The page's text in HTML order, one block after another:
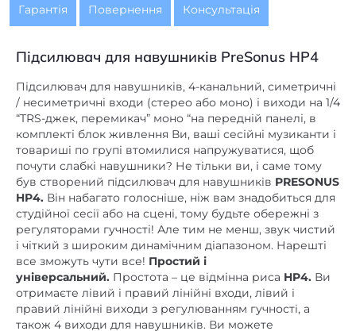
Гарантія Повернення Консультація
Підсилювач для навушників PreSonus HP4
Підсилювач для навушників, 4-канальний, симетричні
/ несиметричні входи (стерео або моно) і виходи на 1/4
“TRS-джек, перемикач” моно “на передній панелі, в
комплекті блок живлення Ви, ваші сесійні музиканти і
товариші по групі втомилися напружуватися, щоб
почути слабкі навушники? Не тільки ви, і саме тому
був створений підсилювач для навушників PRESONUS
HP4. Він набагато голосніше, ніж вам знадобиться для
студійної сесії або на сцені, тому будьте обережні з
регуляторами гучності! Але тим не менш, звук чистий
і чіткий з широким динамічним діапазоном. Нарешті
все зможуть чути все! Простий і
універсальний. Простота – це відмінна риса HP4. Ви
отримаєте лівий і правий лінійні входи, лівий і
правий лінійні виходи з регулюванням гучності, а
також 4 виходи для навушників. Ви можете